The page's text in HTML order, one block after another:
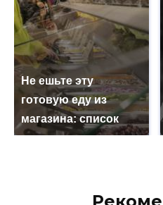
Не ешьте эту
готовую еду из
магазина: список